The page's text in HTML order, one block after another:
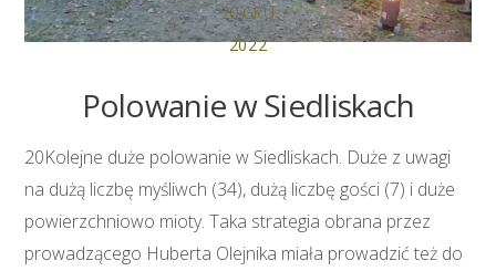
20 GRU
2022
Polowanie w Siedliskach
20Kolejne duże polowanie w Siedliskach. Duże z uwagi
na dużą liczbę myśliwch (34), dużą liczbę gości (7) i duże
powierzchniowo mioty. Taka strategia obrana przez
prowadzącego Huberta Olejnika miała prowadzić też do